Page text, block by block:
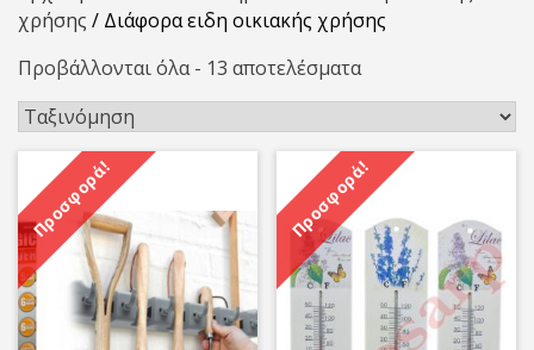
χρήσης / Διάφορα ειδη οικιακής χρήσης
Προβάλλονται όλα - 13 αποτελέσματα
Προσφορά! Προσφορά!